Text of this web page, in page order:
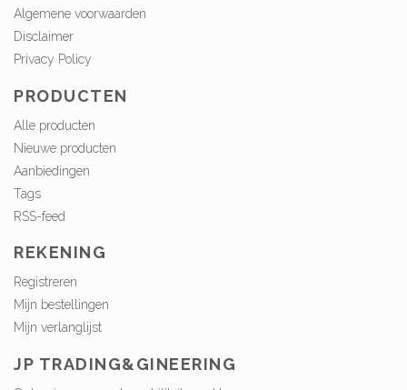
Algemene voorwaarden
Disclaimer
Privacy Policy
PRODUCTEN
Alle producten
Nieuwe producten
Aanbiedingen
Tags
RSS-feed
REKENING
Registreren
Mijn bestellingen
Mijn verlanglijst
JP TRADING&GINEERING